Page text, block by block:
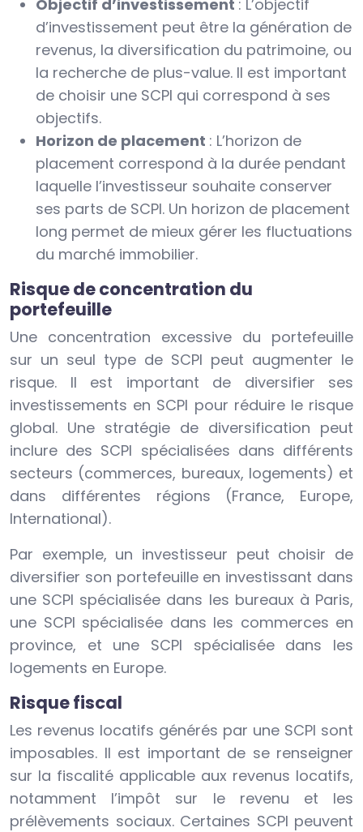
Objectif d’investissement : L’objectif
d’investissement peut être la génération de
revenus, la diversification du patrimoine, ou
la recherche de plus-value. Il est important
de choisir une SCPI qui correspond à ses
objectifs.
Horizon de placement : L’horizon de
placement correspond à la durée pendant
laquelle l’investisseur souhaite conserver
ses parts de SCPI. Un horizon de placement
long permet de mieux gérer les fluctuations
du marché immobilier.
Risque de concentration du
portefeuille
Une concentration excessive du portefeuille
sur un seul type de SCPI peut augmenter le
risque. Il est important de diversifier ses
investissements en SCPI pour réduire le risque
global. Une stratégie de diversification peut
inclure des SCPI spécialisées dans différents
secteurs (commerces, bureaux, logements) et
dans différentes régions (France, Europe,
International).
Par exemple, un investisseur peut choisir de
diversifier son portefeuille en investissant dans
une SCPI spécialisée dans les bureaux à Paris,
une SCPI spécialisée dans les commerces en
province, et une SCPI spécialisée dans les
logements en Europe.
Risque fiscal
Les revenus locatifs générés par une SCPI sont
imposables. Il est important de se renseigner
sur la fiscalité applicable aux revenus locatifs,
notamment l’impôt sur le revenu et les
prélèvements sociaux. Certaines SCPI peuvent